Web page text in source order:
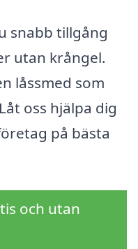
snabb tillgång
utan krångel.
låssmed som
oss hjälpa dig
på bästa
och utan